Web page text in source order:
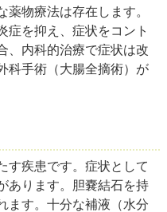
物療法は存在します。
症を抑え、症状をコント
、内科的治療で症状は改
科手術（大腸全摘術）が
す疾患です。症状として
あります。胆嚢結石を持
ます。十分な補液（水分